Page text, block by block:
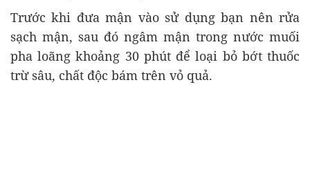
Trước khi đưa mận vào sử dụng bạn nên rửa
sạch mận, sau đó ngâm mận trong nước muối
pha loãng khoảng 30 phút để loại bỏ bớt thuốc
trừ sâu, chất độc bám trên vỏ quả.